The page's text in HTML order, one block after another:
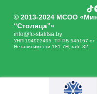
© 2013-2024 МСОО
“Столица”»
info@fc-stalitsa.by
УНП 194903495. ТР РБ 545167 от
Независимости 181-7Н, каб. 32.